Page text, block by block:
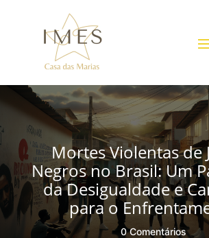
Mortes Violentas de
Negros no Brasil: Um
da Desigualdade e
para o
0 Comentários